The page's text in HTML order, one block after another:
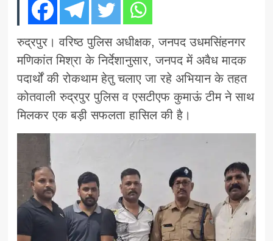
रुद्रपुर। वरिष्ठ पुलिस अधीक्षक, जनपद उधमसिंहनगर
मणिकांत मिश्रा के निर्देशानुसार, जनपद में अवैध मादक
पदार्थों की रोकथाम हेतु चलाए जा रहे अभियान के तहत
कोतवाली रुद्रपुर पुलिस व एसटीएफ कुमाऊं टीम ने साथ
मिलकर एक बड़ी सफलता हासिल की है।